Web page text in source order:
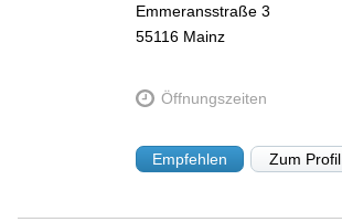
Emmeransstraße 3
55116 Mainz
Öffnungszeiten
Empfehlen Zum Profil